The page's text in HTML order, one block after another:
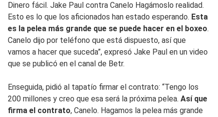
Dinero fácil. Jake Paul contra Canelo Hagámoslo realidad.
Esto es lo que los aficionados han estado esperando. Esta
es la pelea más grande que se puede hacer en el boxeo.
Canelo dijo por teléfono que está dispuesto, así que
vamos a hacer que suceda”, expresó Jake Paul en un video
que se publicó en el canal de Betr.
Enseguida, pidió al tapatío firmar el contrato: “Tengo los
200 millones y creo que esa será la próxima pelea. Así que
firma el contrato, Canelo. Hagamos la pelea más grande